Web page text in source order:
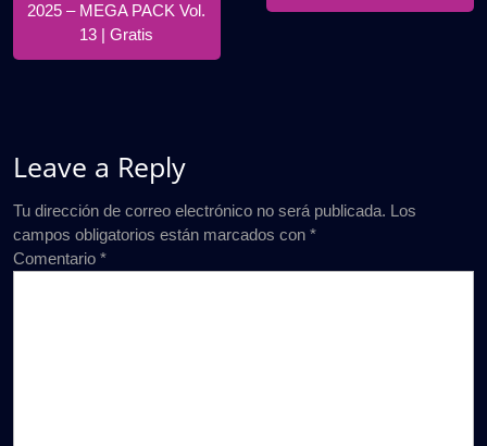
2025 – MEGA PACK Vol.
13 | Gratis
Leave a Reply
Tu dirección de correo electrónico no será publicada. Los
campos obligatorios están marcados con *
Comentario *